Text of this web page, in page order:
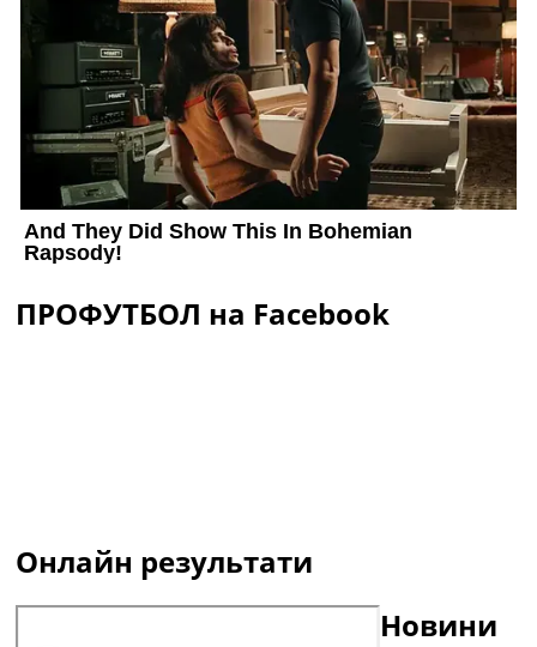
ПРОФУТБОЛ на Facebook
Онлайн результати
Новини